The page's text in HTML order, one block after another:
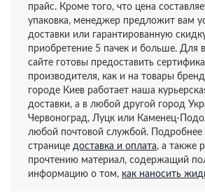
прайс. Кроме того, что цена
упаковка, менеджер предложит вам
доставки или гарантированную
приобретение 5 пачек и больше. Для
сайте готовы предоставить
производителя, как и на товары
городе Киев работает наша
доставки, а в любой другой город
Червоноград, Луцк или Каменец-
любой почтовой службой. Подробнее
странице доставка и оплата, а также
прочтению материал, содержащий
информацию о том, как наносить